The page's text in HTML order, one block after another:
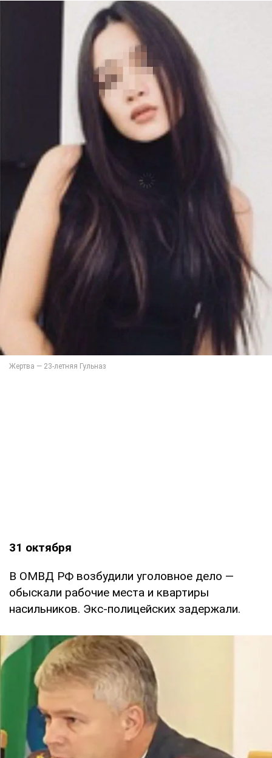
31 октября
В ОМВД РФ возбудили уголовное дело —
обыскали рабочие места и квартиры
насильников. Экс-полицейских задержали.